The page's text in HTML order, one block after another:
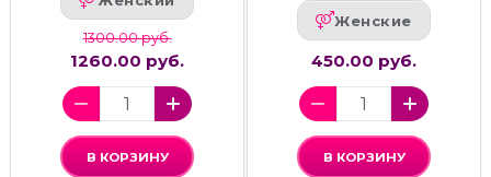
1300.00 руб.
1260.00 руб.
В КОРЗИНУ
Женские
450.00 руб.
В КОРЗИНУ